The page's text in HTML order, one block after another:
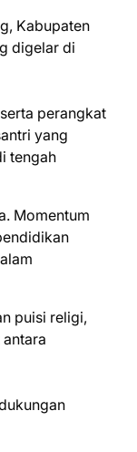
Kabupaten
digelar di
perangkat
yang
tengah
Momentum
puisi religi,